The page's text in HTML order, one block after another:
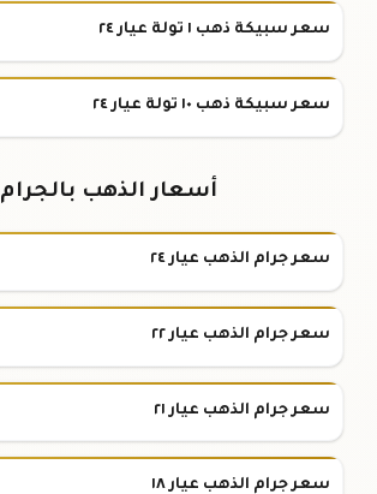
سعر سبيكة ذهب ١ تولة عيار ٢٤
سعر سبيكة ذهب ١٠ تولة عيار ٢٤
أسعار الذهب بالجرام
سعر جرام الذهب عيار ٢٤
سعر جرام الذهب عيار ٢٢
سعر جرام الذهب عيار ٢١
سعر جرام الذهب عيار ١٨